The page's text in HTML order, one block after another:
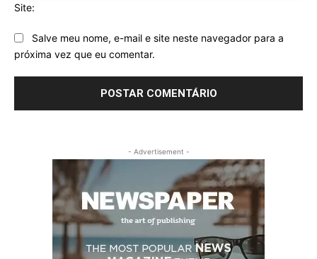
Site:
Salve meu nome, e-mail e site neste navegador para a
próxima vez que eu comentar.
- Advertisement -